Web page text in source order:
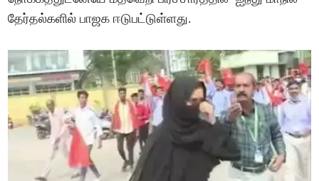
தேர்தல்களில் பாஜக ஈடுபட்டுள்ளது.